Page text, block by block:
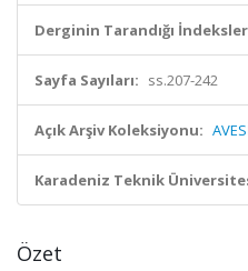
Derginin Tarandığı
Sayfa Sayıları: ss.207-242
Açık Arşiv Koleksiyonu:
Karadeniz Teknik
Özet